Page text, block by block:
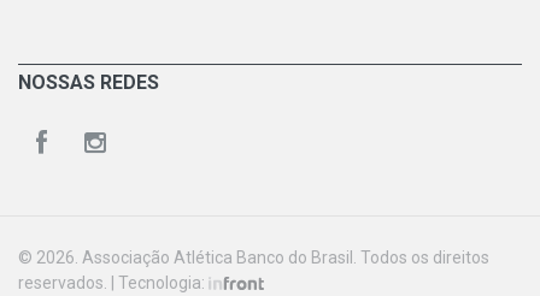
NOSSAS REDES
© 2026. Associação Atlética Banco do Brasil. Todos os direitos
reservados. | Tecnologia: